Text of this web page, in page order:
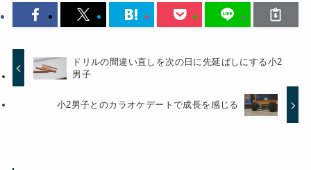
ドリルの間違い直しを次の日に先延ばしにする小2
男子
小2男子とのカラオケデートで成長を感じる